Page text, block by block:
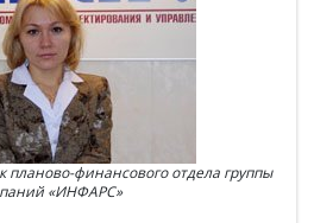
планово-финансового отдела группы
«ИНФАРС»